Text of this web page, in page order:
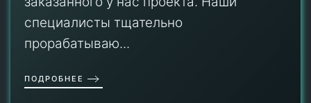
специалисты тщательно
прорабатываю...
ПОДРОБНЕЕ